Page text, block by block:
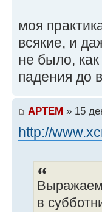
моя
всякие, и
не было,
падения до
APTEM » 15
http://
Выражаем
в